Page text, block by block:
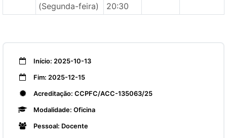
(Segunda-feira)
20:30
Início: 2025-10-13
Fim: 2025-12-15
Acreditação: CCPFC/ACC-135063/25
Modalidade: Oficina
Pessoal: Docente